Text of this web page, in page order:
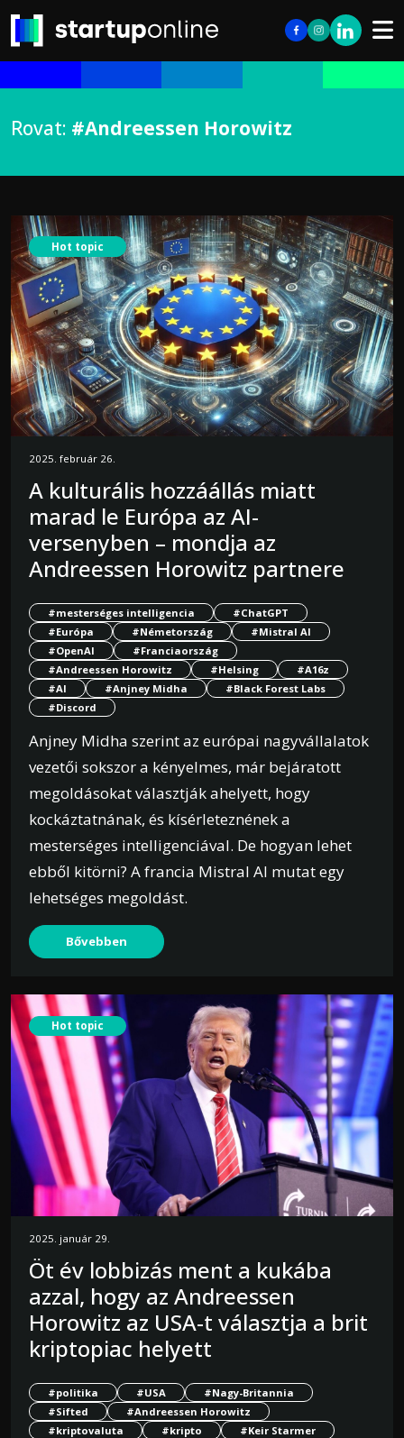
Rovat: #Andreessen Horowitz
Hot topic
2025. február 26.
A kulturális hozzáállás miatt
marad le Európa az AI-
versenyben – mondja az
Andreessen Horowitz partnere
#mesterséges intelligencia
#ChatGPT
#Európa
#Németország
#Mistral AI
#OpenAI
#Franciaország
#Andreessen Horowitz
#Helsing
#A16z
#AI
#Anjney Midha
#Black Forest Labs
#Discord
Anjney Midha szerint az európai nagyvállalatok
vezetői sokszor a kényelmes, már bejáratott
megoldásokat választják ahelyett, hogy
kockáztatnának, és kísérleteznének a
mesterséges intelligenciával. De hogyan lehet
ebből kitörni? A francia Mistral AI mutat egy
lehetséges megoldást.
Bővebben
Hot topic
2025. január 29.
Öt év lobbizás ment a kukába
azzal, hogy az Andreessen
Horowitz az USA-t választja a brit
kriptopiac helyett
#politika #USA
#Nagy-Britannia
#Sifted
#Andreessen Horowitz
#kriptovaluta
#kripto
#Keir Starmer